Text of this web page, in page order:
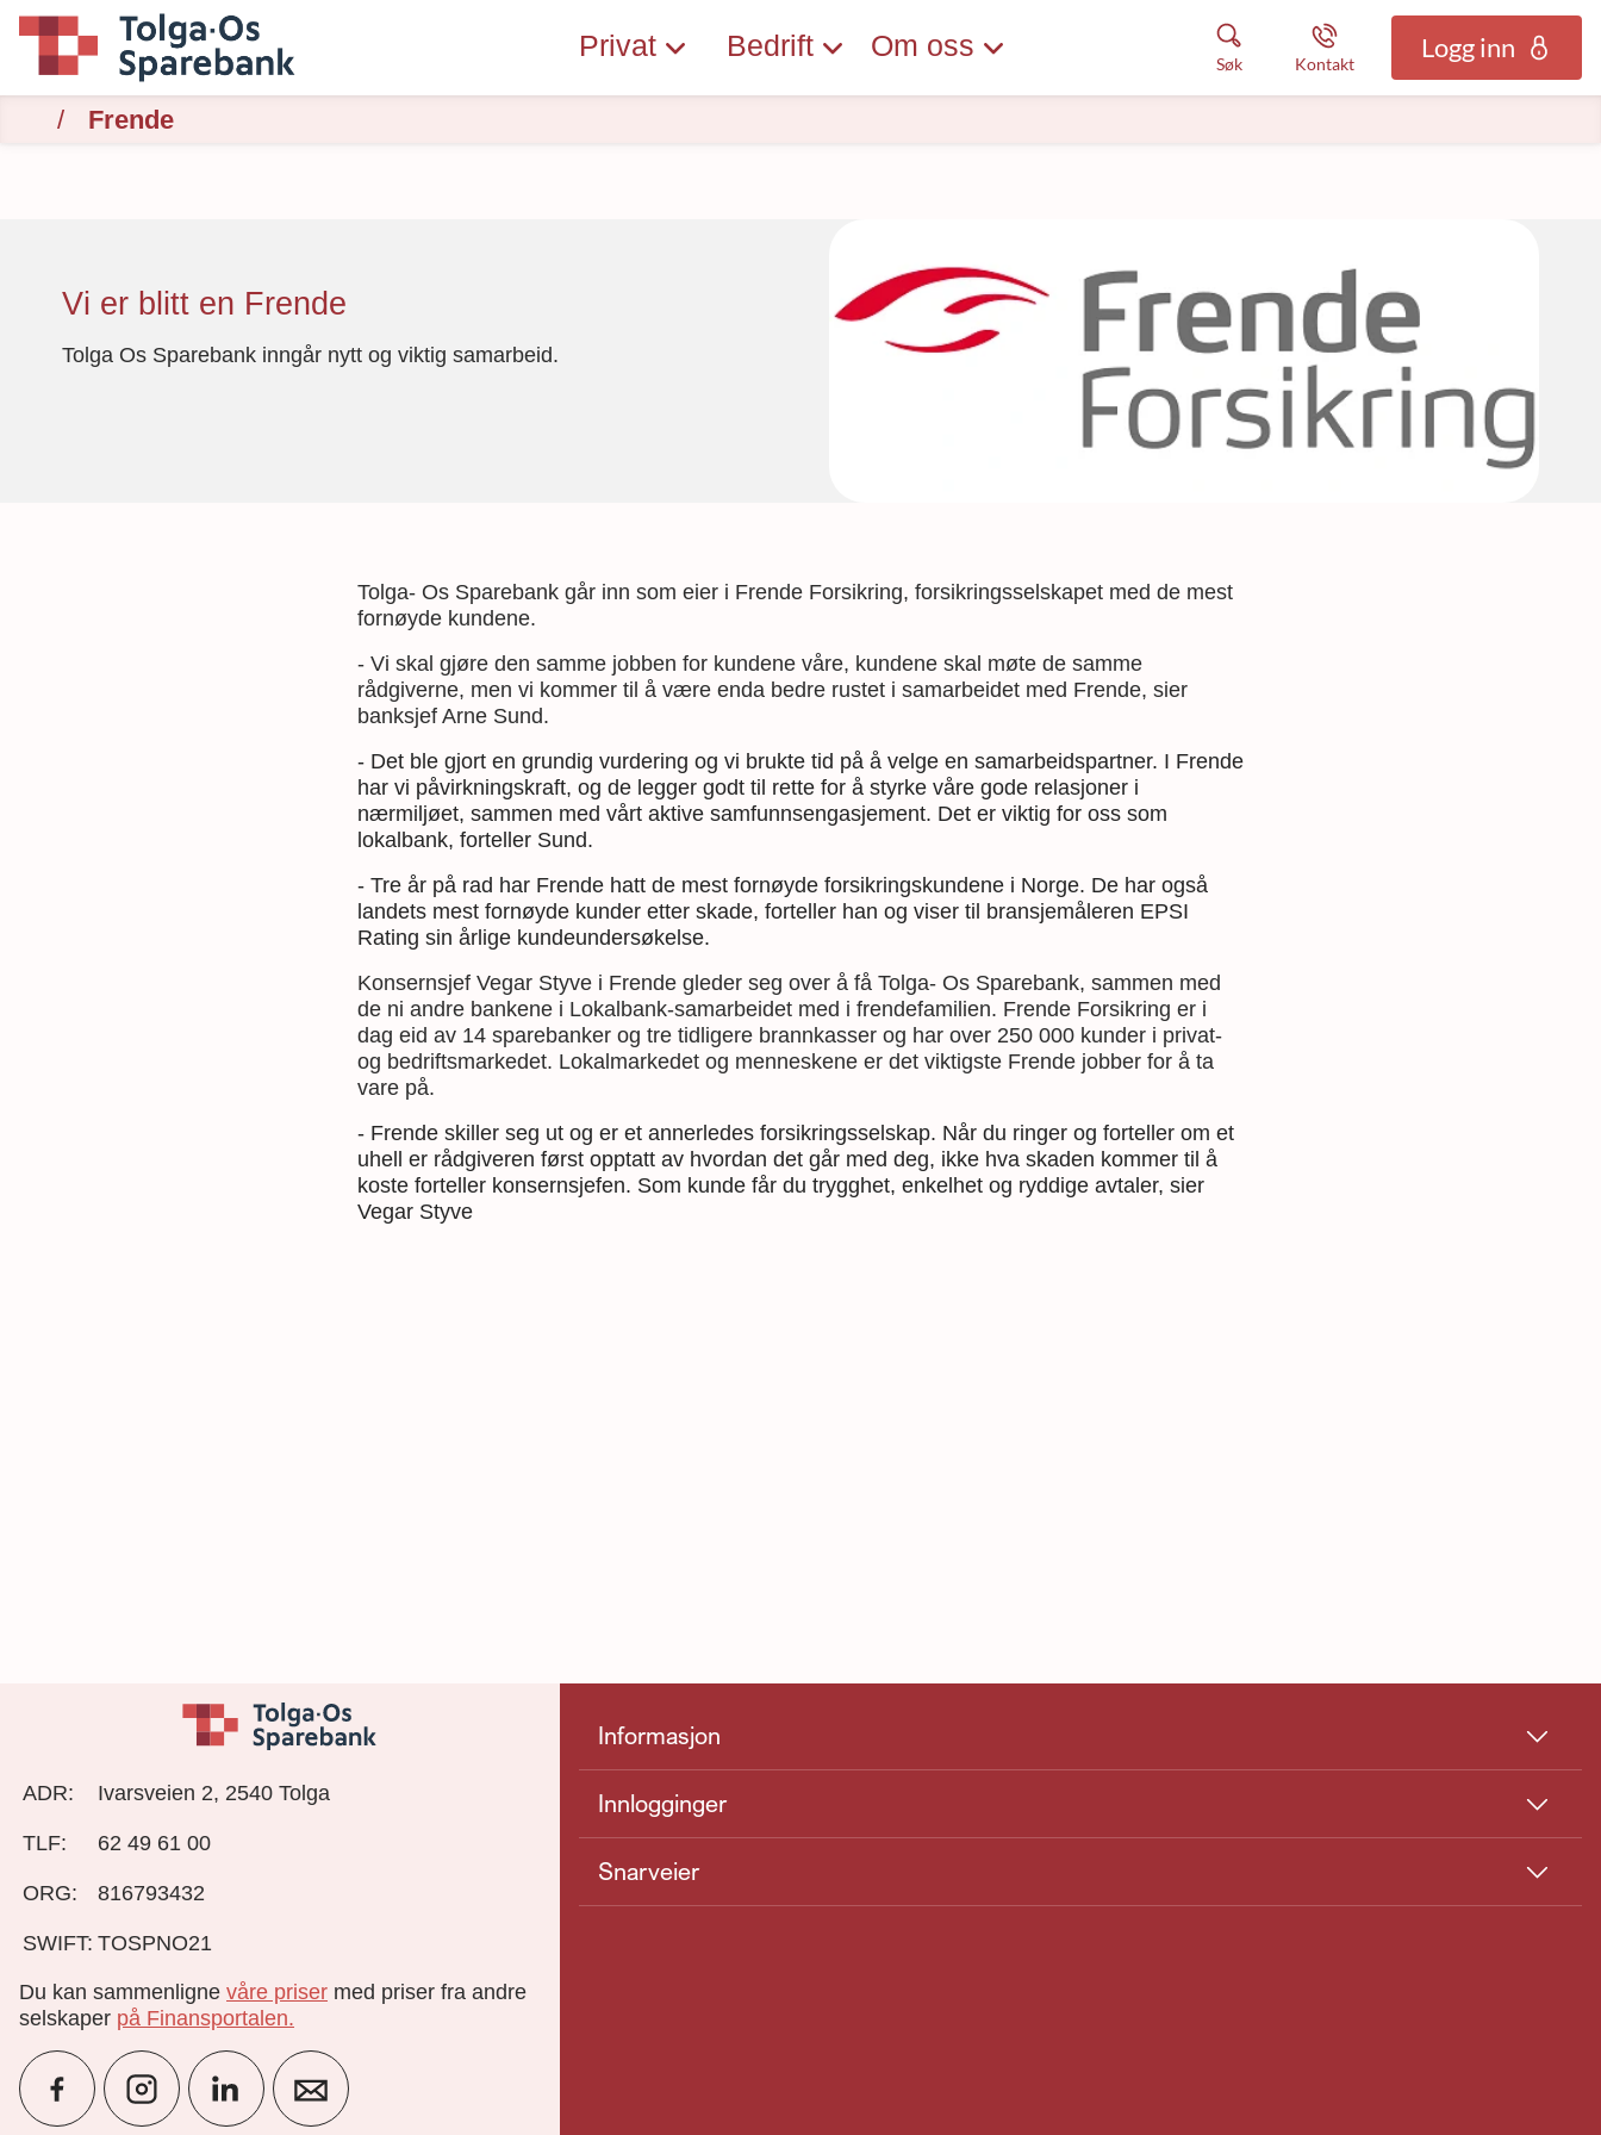
Frende
Privat Bedrift Om oss
Søk Kontakt
Logg inn
Vi er blitt en Frende
Tolga Os Sparebank inngår nytt og viktig samarbeid.
Tolga- Os Sparebank går inn som eier i Frende Forsikring, forsikringsselskapet med de mest
fornøyde kundene.
- Vi skal gjøre den samme jobben for kundene våre, kundene skal møte de samme
rådgiverne, men vi kommer til å være enda bedre rustet i samarbeidet med Frende, sier
banksjef Arne Sund.
- Det ble gjort en grundig vurdering og vi brukte tid på å velge en samarbeidspartner. I Frende
har vi påvirkningskraft, og de legger godt til rette for å styrke våre gode relasjoner i
nærmiljøet, sammen med vårt aktive samfunnsengasjement. Det er viktig for oss som
lokalbank, forteller Sund.
- Tre år på rad har Frende hatt de mest fornøyde forsikringskundene i Norge. De har også
landets mest fornøyde kunder etter skade, forteller han og viser til bransjemåleren EPSI
Rating sin årlige kundeundersøkelse.
Konsernsjef Vegar Styve i Frende gleder seg over å få Tolga- Os Sparebank, sammen med
de ni andre bankene i Lokalbank-samarbeidet med i frendefamilien. Frende Forsikring er i
dag eid av 14 sparebanker og tre tidligere brannkasser og har over 250 000 kunder i privat-
og bedriftsmarkedet. Lokalmarkedet og menneskene er det viktigste Frende jobber for å ta
vare på.
- Frende skiller seg ut og er et annerledes forsikringsselskap. Når du ringer og forteller om et
uhell er rådgiveren først opptatt av hvordan det går med deg, ikke hva skaden kommer til å
koste forteller konsernsjefen. Som kunde får du trygghet, enkelhet og ryddige avtaler, sier
Vegar Styve
Informasjon
Innlogginger
Snarveier
ADR: Ivarsveien 2, 2540 Tolga
TLF: 62 49 61 00
ORG: 816793432
SWIFT: TOSPNO21
Du kan sammenlignevåre priser med priser fra andre
selskaper på Finansportalen.